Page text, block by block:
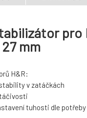
pro
mm
H&R:
v zatáčkách
tuhosti dle potřeby